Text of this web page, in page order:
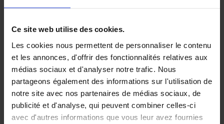
Ce site web utilise des cookies.
Les cookies nous permettent de personnaliser le contenu
et les annonces, d'offrir des fonctionnalités relatives aux
médias sociaux et d'analyser notre trafic. Nous
partageons également des informations sur l'utilisation de
notre site avec nos partenaires de médias sociaux, de
publicité et d'analyse, qui peuvent combiner celles-ci
avec d'autres informations que vous leur avez fournies
Building Bonds = Building
Business
Jochen Roef Jozefien De Feyter
Carolien Boom
Couverture souple
2025 200
€29,99